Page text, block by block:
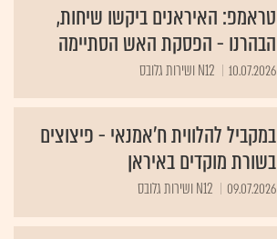
טראמפ: האיראנים ביקשו שיחות,
הבהרנו - הפסקת האש הסתיימה
10.07.2026 N12 ושירות גלובס
במקביל להלווית ח'אמנאי - פיצוצים
בשורת מוקדים באיראן
09.07.2026 N12 ושירות גלובס